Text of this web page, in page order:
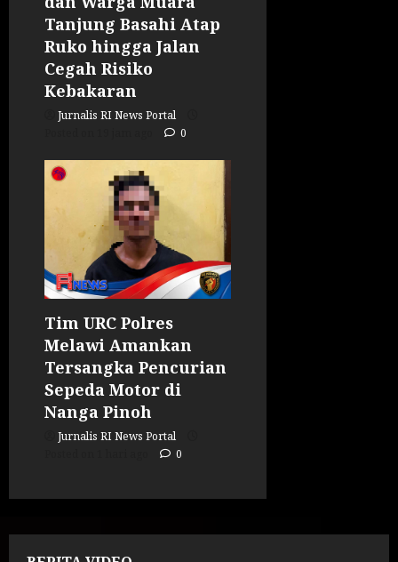
Tanjung Basahi Atap
Ruko hingga Jalan
Cegah Risiko
Kebakaran
Jurnalis RI News Portal
0
Tim URC Polres
Melawi Amankan
Tersangka Pencurian
Sepeda Motor di
Nanga Pinoh
Jurnalis RI News Portal
0